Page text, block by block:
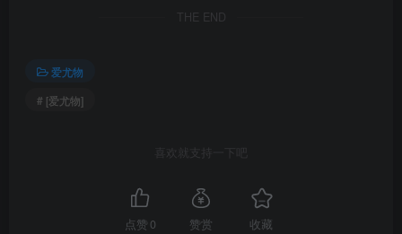
THE END
爱尤物
# [爱尤物]
喜欢就支持一下吧
点赞 0 赞赏 收藏